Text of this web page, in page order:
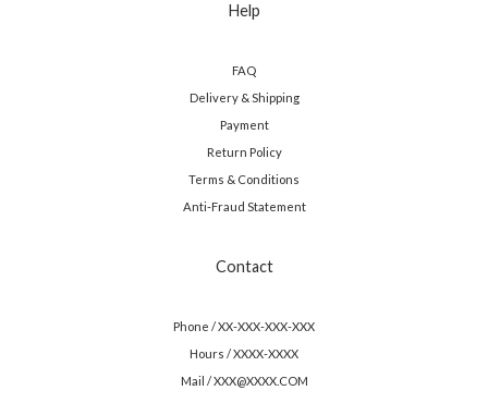
Help
FAQ
Delivery & Shipping
Payment
Return Policy
Terms & Conditions
Anti-Fraud Statement
Contact
Phone / XX-XXX-XXX-XXX
Hours / XXXX-XXXX
Mail / XXX@XXXX.COM